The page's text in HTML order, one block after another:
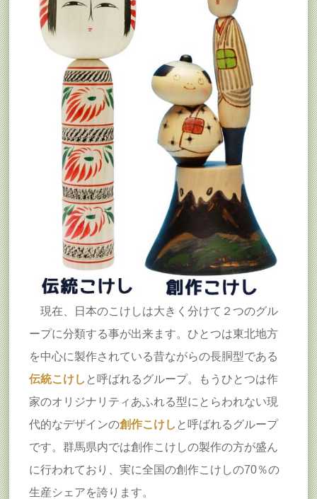
現在、日本のこけしは大きく分けて２つのグル
ープに分類する事が出来ます。ひとつは東北地方
を中心に製作されている昔ながらの長胴型である
伝統こけし と呼ばれるグループ。もうひとつは作
家のオリジナリティあふれる型にとらわれない現
代的なデザインの創作こけし と呼ばれるグループ
です。群馬県内では創作こけしの製作の方が盛ん
に行われており、実に全国の創作こけしの70％の
生産シェアを誇ります。